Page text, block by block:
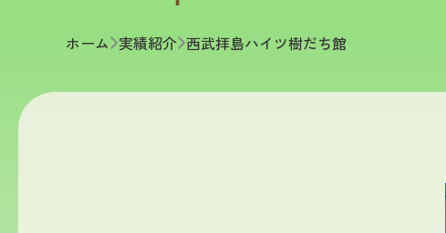
ホーム >
実績紹介 >
西武拝島ハイツ樹だち館